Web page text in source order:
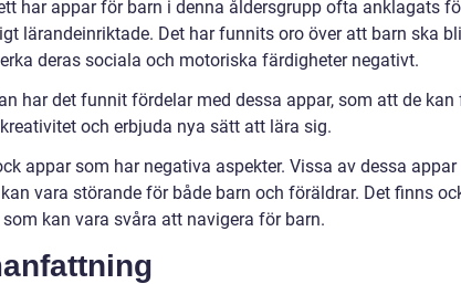
har appar för barn i denna åldersgrupp ofta anklagats
lärandeinriktade. Det har funnits oro över att barn ska
deras sociala och motoriska färdigheter negativt.
har det funnit fördelar med dessa appar, som att de
och erbjuda nya sätt att lära sig.
appar som har negativa aspekter. Vissa av dessa
vara störande för både barn och föräldrar. Det finns
kan vara svåra att navigera för barn.